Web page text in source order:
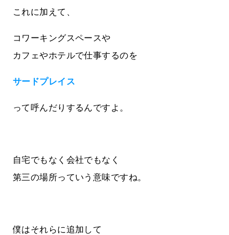
これに加えて、
コワーキングスペースや
カフェやホテルで仕事するのを
サードプレイス
って呼んだりするんですよ。
自宅でもなく会社でもなく
第三の場所っていう意味ですね。
僕はそれらに追加して